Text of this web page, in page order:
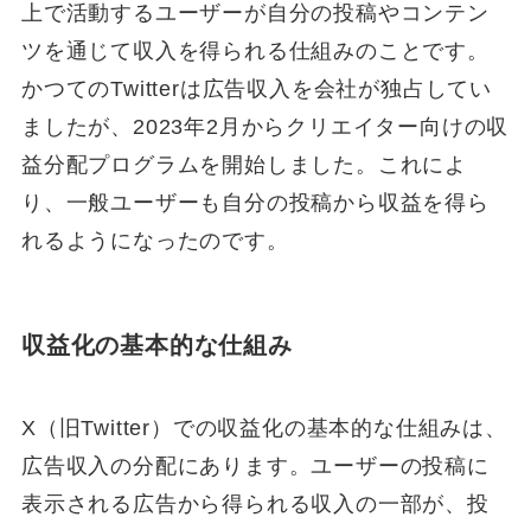
上で活動するユーザーが自分の投稿やコンテン
ツを通じて収入を得られる仕組みのことです。
かつてのTwitterは広告収入を会社が独占してい
ましたが、2023年2月からクリエイター向けの収
益分配プログラムを開始しました。これによ
り、一般ユーザーも自分の投稿から収益を得ら
れるようになったのです。
収益化の基本的な仕組み
X（旧Twitter）での収益化の基本的な仕組みは、
広告収入の分配にあります。ユーザーの投稿に
表示される広告から得られる収入の一部が、投